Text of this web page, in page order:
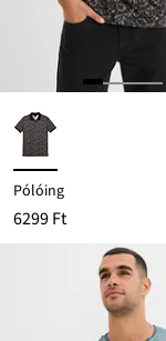
Pólóing
6299 Ft